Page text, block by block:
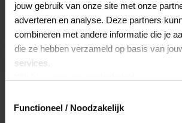
jouw gebruik van onze site met onze
adverteren en analyse. Deze partners
combineren met andere informatie die je
die ze hebben verzameld op basis van
services.
Functioneel / Noodzakelijk
Aux Pays Bas
Vrijthof 7
6211LC Maastricht